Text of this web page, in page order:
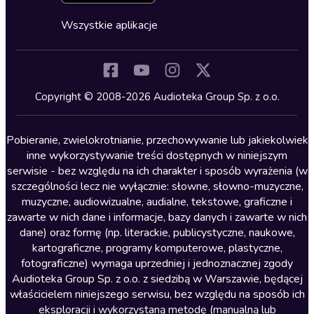
Kryminały
Lektury szkolne
Literatura anglojęzyczna
Literatura faktu
Literatura obyczajowa
Literatura piękna obca
Literatura piękna polska
Nagrania relaksacyjne
Nauka języków
Nauki humanistyczne
Cykle audiobooków
Wszystkie aplikacje
Copyright © 2008-2026 Audioteka Group Sp. z o.o.
Pobieranie, zwielokrotnianie, przechowywanie lub jakiekolwiek
inne wykorzystywanie treści dostępnych w niniejszym
serwisie - bez względu na ich charakter i sposób wyrażenia (w
szczególności lecz nie wyłącznie: słowne, słowno-muzyczne,
muzyczne, audiowizualne, audialne, tekstowe, graficzne i
zawarte w nich dane i informacje, bazy danych i zawarte w nich
dane) oraz formę (np. literackie, publicystyczne, naukowe,
kartograficzne, programy komputerowe, plastyczne,
fotograficzne) wymaga uprzedniej i jednoznacznej zgody
Audioteka Group Sp. z o.o. z siedzibą w Warszawie, będącej
właścicielem niniejszego serwisu, bez względu na sposób ich
eksploracji i wykorzystaną metodę (manualną lub